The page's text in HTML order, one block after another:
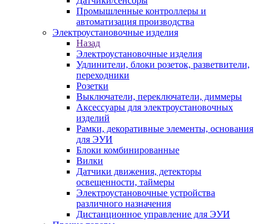
Промышленные контроллеры и
автоматизация производства
Электроустановочные изделия
Назад
Электроустановочные изделия
Удлинители, блоки розеток, разветвители,
переходники
Розетки
Выключатели, переключатели, диммеры
Аксессуары для электроустановочных
изделий
Рамки, декоративные элементы, основания
для ЭУИ
Блоки комбинированные
Вилки
Датчики движения, детекторы
освещенности, таймеры
Электроустановочные устройства
различного назначения
Дистанционное управление для ЭУИ